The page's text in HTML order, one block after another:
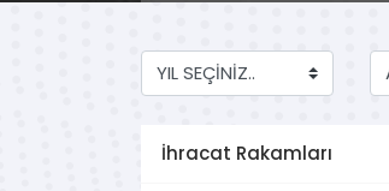
İhracat Rakamları